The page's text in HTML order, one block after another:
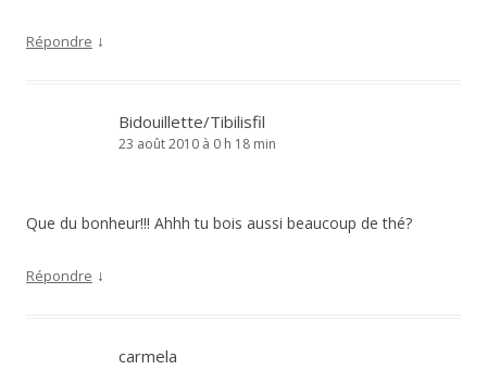
Répondre ↓
Bidouillette/Tibilisfil
23 août 2010 à 0 h 18 min
Que du bonheur!!! Ahhh tu bois aussi beaucoup de thé?
Répondre ↓
carmela